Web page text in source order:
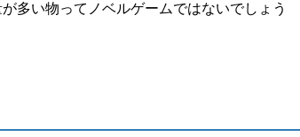
多い物ってノベルゲームではないでしょう